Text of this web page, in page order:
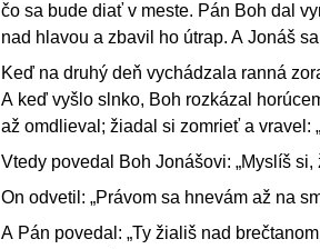
čo sa bude diať v meste. Pán Boh dal
nad hlavou a zbavil ho útrap. A Jonáš
Keď na druhý deň vychádzala ranná
A keď vyšlo slnko, Boh rozkázal
až omdlieval; žiadal si zomrieť a vravel:
Vtedy povedal Boh Jonášovi: „Myslíš
On odvetil: „Právom sa hnevám až na
A Pán povedal: „Ty žiališ nad